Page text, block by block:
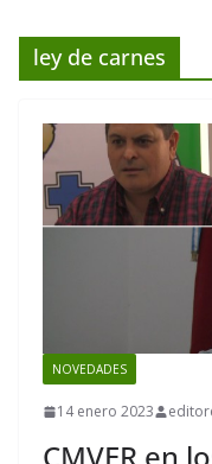
ley de carnes
NOVEDADES
14 enero 2023